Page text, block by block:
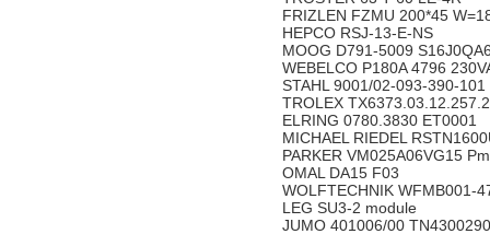
FRIZLEN FZMU 200*45
HEPCO RSJ-13-E-NS
MOOG D791-5009
WEBELCO P180A 4796
STAHL 9001/02-093-390-101
TROLEX
ELRING 0780.3830 ET0001
MICHAEL RIEDEL
PARKER VM025A06VG15
OMAL DA15 F03
WOLFTECHNIK WFMB001-
LEG SU3-2 module
JUMO 401006/00